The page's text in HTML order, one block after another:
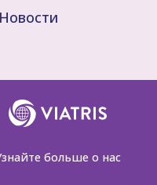
больше о нас